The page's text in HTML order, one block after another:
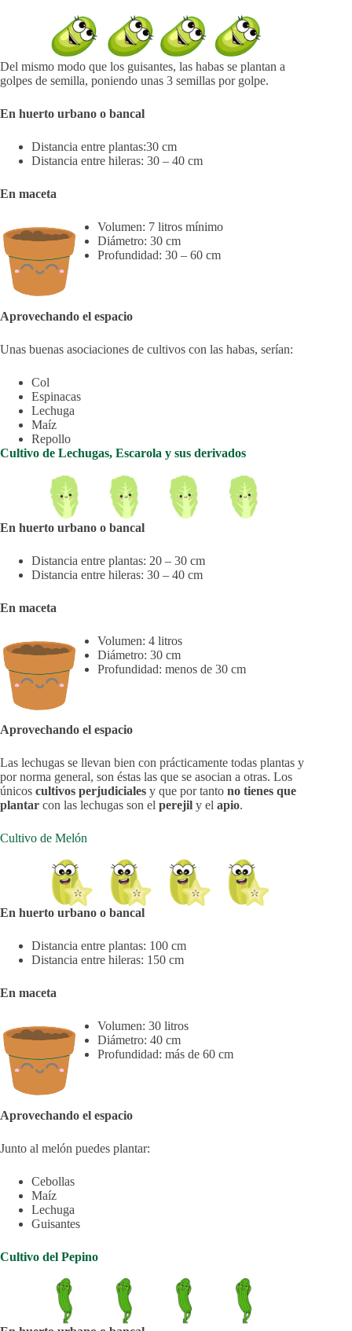
Del mismo modo que los guisantes, las habas se plantan a
golpes de semilla, poniendo unas 3 semillas por golpe.
En huerto urbano o bancal
Distancia entre plantas:30 cm
Distancia entre hileras: 30 – 40 cm
En maceta
Volumen: 7 litros mínimo
Diámetro: 30 cm
Profundidad: 30 – 60 cm
Aprovechando el espacio
Unas buenas asociaciones de cultivos con las habas, serían:
Col
Espinacas
Lechuga
Maíz
Repollo
Cultivo de Lechugas, Escarola y sus derivados
En huerto urbano o bancal
Distancia entre plantas: 20 – 30 cm
Distancia entre hileras: 30 – 40 cm
En maceta
Volumen: 4 litros
Diámetro: 30 cm
Profundidad: menos de 30 cm
Aprovechando el espacio
Las lechugas se llevan bien con prácticamente todas plantas y
por norma general, son éstas las que se asocian a otras. Los
únicos cultivos perjudiciales y que por tanto no tienes que
plantar con las lechugas son el perejil y el apio.
Cultivo de Melón
En huerto urbano o bancal
Distancia entre plantas: 100 cm
Distancia entre hileras: 150 cm
En maceta
Volumen: 30 litros
Diámetro: 40 cm
Profundidad: más de 60 cm
Aprovechando el espacio
Junto al melón puedes plantar:
Cebollas
Maíz
Lechuga
Guisantes
Cultivo del Pepino